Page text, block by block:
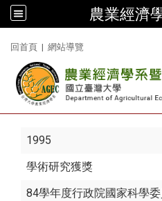
農業經濟
回首頁 | 網站導覽
1995
學術研究獲獎
84學年度行政院國家科學